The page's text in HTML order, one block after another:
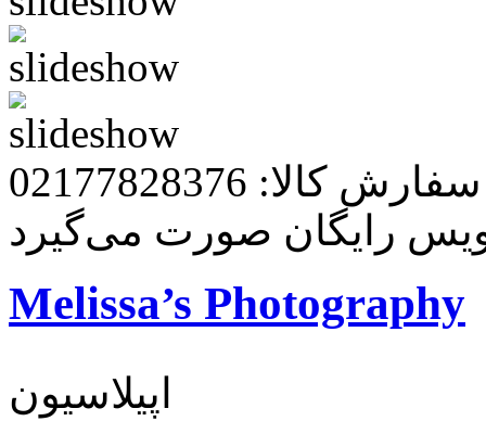
کالا: 02177828376
رایگان صورت می‌گیرد
Melissa’s Photography
اپیلاسیون